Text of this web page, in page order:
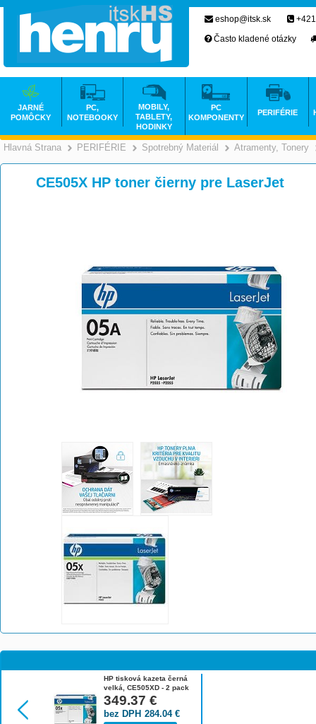
Hlavná Strana >
PERIFÉRIE >
Spotrebný Materiál >
Atramenty, Tonery
CE505X HP toner čierny pre LaserJet
HP tisková kazeta černá
velká, CE505XD - 2 pack
349.37 €
284.04€
bez DPH
eshop@itsk.sk
Často kladené otázky
JARNÉ
POMÔCKY
PC,
NOTEBOOKY
MOBILY,
TABLETY,
HODINKY
PC
KOMPONENTY
PERIFÉRIE